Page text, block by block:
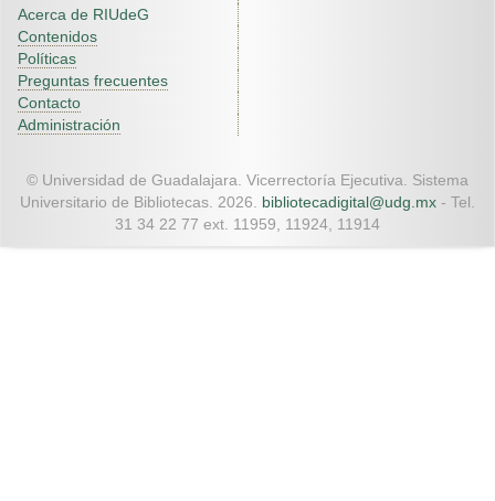
Acerca de RIUdeG
Contenidos
Políticas
Preguntas frecuentes
Contacto
Administración
© Universidad de Guadalajara. Vicerrectoría Ejecutiva. Sistema
Universitario de Bibliotecas. 2026. bibliotecadigital@udg.mx - Tel.
31 34 22 77 ext. 11959, 11924, 11914